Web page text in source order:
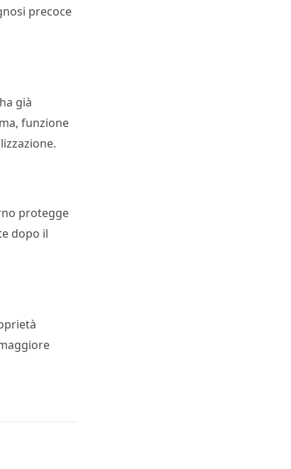
precoce
già
funzione
protegge
dopo il